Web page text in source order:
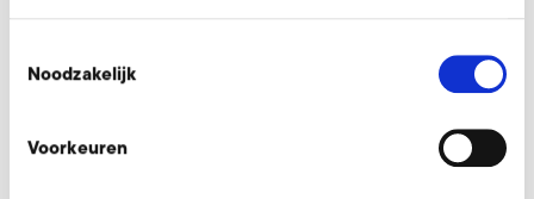
Noodzakelijk
Voorkeuren